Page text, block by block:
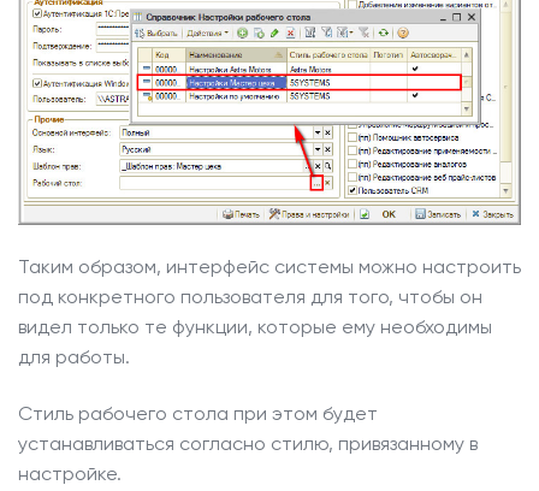
Таким образом, интерфейс системы можно настроить
под конкретного пользователя для того, чтобы он
видел только те функции, которые ему необходимы
для работы.
Стиль рабочего стола при этом будет
устанавливаться согласно стилю, привязанному в
настройке.